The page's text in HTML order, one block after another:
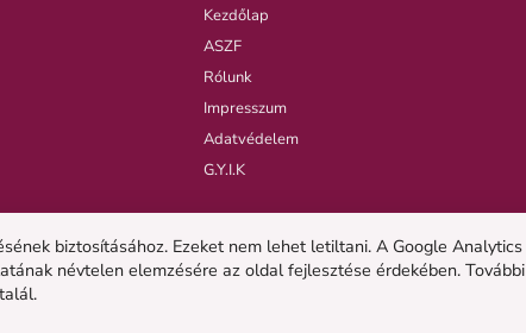
Kezdőlap
ASZF
Rólunk
Impresszum
Adatvédelem
G.Y.I.K
biztosításához. Ezeket nem lehet letiltani. A Google Analytics
névtelen elemzésére az oldal fejlesztése érdekében. További
talál.